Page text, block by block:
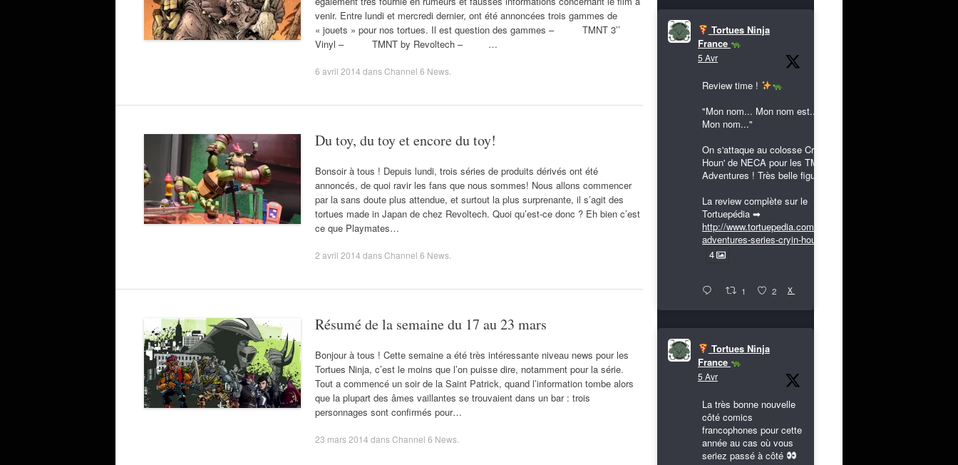
venir. Entre lundi et mercredi dernier, ont été annoncées trois gammes de
« jouets » pour nos tortues. Il est question des gammes – TMNT 3’’
Vinyl – TMNT by Revoltech – …
6 avril 2014 dansChannel 6 News
Du toy, du toy et encore du toy!
Bonsoir à tous ! Depuis lundi, trois séries de produits dérivés ont été
annoncés, de quoi ravir les fans que nous sommes! Nous allons commencer
par la sans doute plus attendue, et surtout la plus surprenante, il s’agit des
tortues made in Japan de chez Revoltech. Quoi qu’est-ce donc ? Eh bien c’est
ce que Playmates…
2 avril 2014 dansChannel 6 News
Résumé de la semaine du 17 au 23 mars
Bonjour à tous ! Cette semaine a été très intéressante niveau news pour les
Tortues Ninja, c’est le moins que l’on puisse dire, notamment pour la série.
Tout a commencé un soir de la Saint Patrick, quand l’information tombe alors
que la plupart des âmes vaillantes se trouvaient dans un bar : trois
personnages sont confirmés pour…
23 mars 2014 dansChannel 6 News
Tortues Ninja
France
5 Avr
Review time !
"Mon nom... Mon nom est...
Mon nom..."
On s'attaque au colosse Cryin'
Houn' de NECA pour les TMNT
Adventures ! Très belle figurine !
La review complète sur le
Tortuepédia ➡
http://www.tortuepedia.com/tmnt-
adventures-series-cryin-houn...
4
1 2 X
Tortues Ninja
France
5 Avr
La très bonne nouvelle
côté comics
francophones pour cette
année au cas où vous
seriez passé à côté